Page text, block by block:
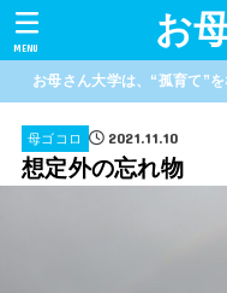
お
MENU
お母さん大学は、“孤育て”
母ゴコロ 2021.11.10
想定外の忘れ物